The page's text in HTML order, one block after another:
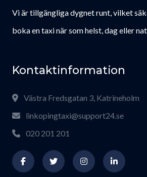
Vi är tillgängliga dygnet runt, vilket
boka en taxi när som helst, dag eller
Kontaktinformation
Västra Fredsgatan 3, Katrineholm
linkopingtaxi@support24.se
020 201 201